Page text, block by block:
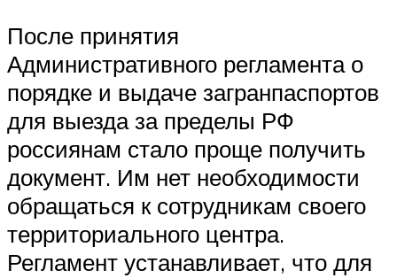
После принятия
Административного регламента о
порядке и выдаче загранпаспортов
для выезда за пределы РФ
россиянам стало проще получить
документ. Им нет необходимости
обращаться к сотрудникам своего
территориального центра.
Регламент устанавливает, что для